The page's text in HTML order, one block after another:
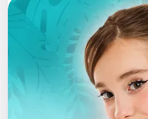
Выставки
События